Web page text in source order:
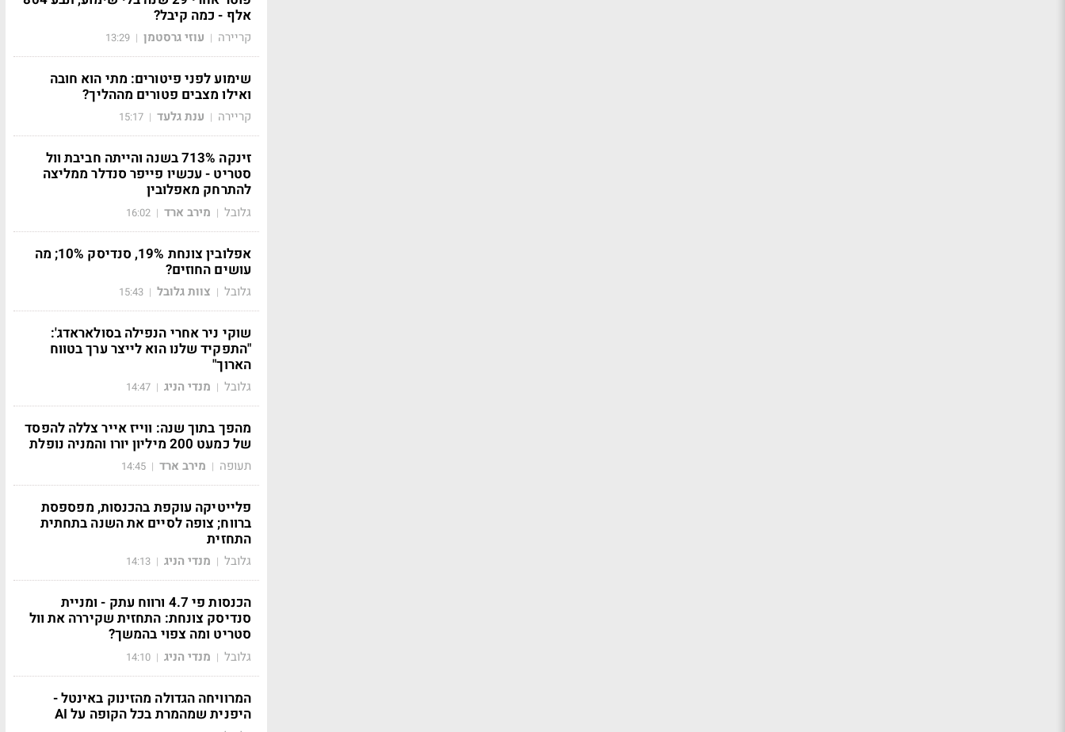
אלף - כמה קיבל?
קריירה | עוזי גרסטמן |
13:29
שימוע לפני פיטורים: מתי הוא חובה
ואילו מצבים פטורים מההליך?
קריירה | ענת גלעד |
15:17
זינקה 713% בשנה והייתה חביבת וול
סטריט - עכשיו פייפר סנדלר ממליצה
להתרחק מאפלובין
גלובל | מירב ארד |
16:02
אפלובין צונחת 19%, סנדיסק 10%; מה
עושים החוזים?
גלובל | צוות גלובל |
15:43
שוקי ניר אחרי הנפילה בסולאראדג':
"התפקיד שלנו הוא לייצר ערך בטווח
הארוך"
גלובל | מנדי הניג |
14:47
מהפך בתוך שנה: ווייז אייר צללה להפסד
של כמעט 200 מיליון יורו והמניה נופלת
תעופה | מירב ארד |
14:45
פלייטיקה עוקפת בהכנסות, מפספסת
ברווח; צופה לסיים את השנה בתחתית
התחזית
גלובל | מנדי הניג |
14:13
הכנסות פי 4.7 ורווח עתק - ומניית
סנדיסק צונחת: התחזית שקיררה את וול
סטריט ומה צפוי בהמשך?
גלובל | מנדי הניג |
14:10
המרוויחה הגדולה מהזינוק באינטל -
היפנית שמהמרת בכל הקופה על AI